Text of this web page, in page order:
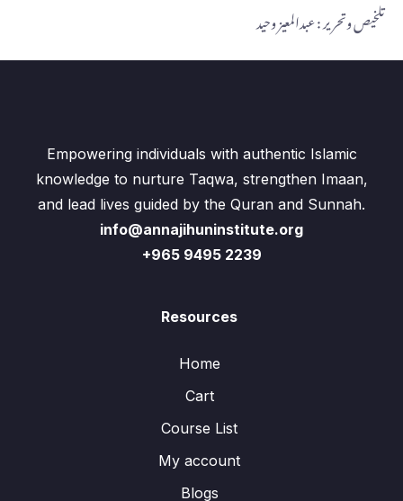
تلخیص وتحرير : عبدالمعیز وحید
Empowering individuals with authentic Islamic
knowledge to nurture Taqwa, strengthen Imaan,
and lead lives guided by the Quran and Sunnah.
info@annajihuninstitute.org
+965 9495 2239
Resources
Home
Cart
Course List
My account
Blogs